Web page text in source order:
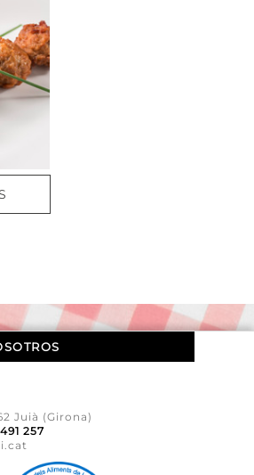
Juià (Girona)
257